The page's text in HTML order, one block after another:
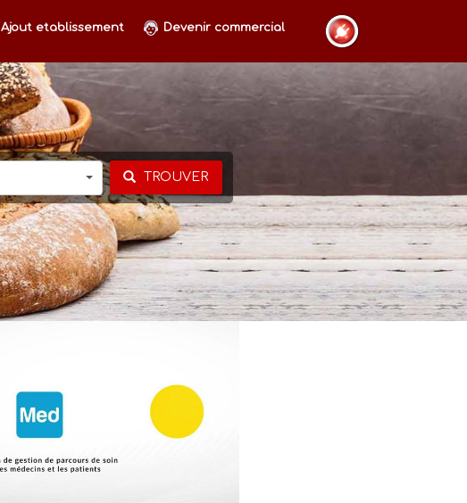
Ajout etablissement Devenir commercial
TROUVER